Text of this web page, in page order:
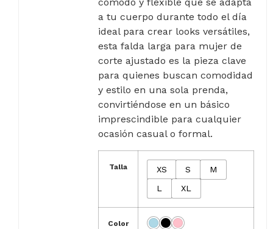
cómodo y flexible que se adapta
a tu cuerpo durante todo el día
ideal para crear looks versátiles,
esta falda larga para mujer de
corte ajustado es la pieza clave
para quienes buscan comodidad
y estilo en una sola prenda,
convirtiéndose en un básico
imprescindible para cualquier
ocasión casual o formal.
Talla XS S
M
L
XL
Color